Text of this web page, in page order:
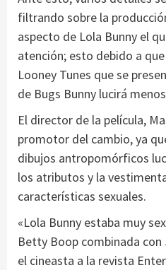
filtrando sobre la
aspecto de Lola Bunny el
atención; esto debido a
Looney Tunes que se
de Bugs Bunny lucirá
El director de la película,
promotor del cambio, ya
dibujos antropomórficos
los atributos y la
características sexuales.
«Lola Bunny estaba muy
Betty Boop combinada con
el cineasta a la revista